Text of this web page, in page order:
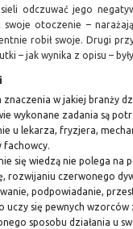
odczuwać jego
swoje otoczenie –
robił swoje. Drugi
– jak wynika z opisu –
znaczenia w jakiej branży
wykonane zadania są
u lekarza, fryzjera,
fachowcy.
się wiedzą nie polega
rozwijaniu czerwonego
podpowiadanie,
uczy się pewnych wzorców
sposobu działania u